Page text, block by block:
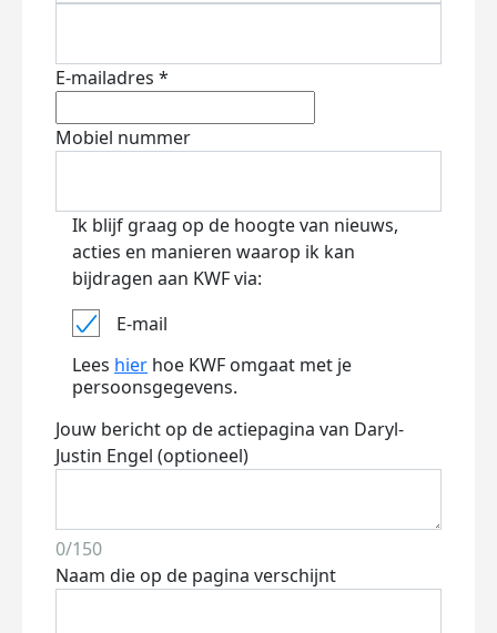
E-mailadres *
Mobiel nummer
Ik blijf graag op de hoogte van nieuws,
acties en manieren waarop ik kan
bijdragen aan KWF via:
E-mail
Lees hier hoe KWF omgaat met je
persoonsgegevens.
Jouw bericht op de actiepagina van Daryl-
Justin Engel (optioneel)
0/150
Naam die op de pagina verschijnt